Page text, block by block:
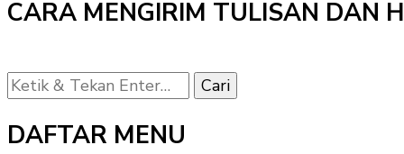
CARA MENGIRIM TULISAN DAN
Mencari
Sesuatu?
DAFTAR MENU